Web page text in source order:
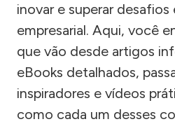
inovar e superar desafios
empresarial. Aqui, você
que vão desde artigos
eBooks detalhados,
inspiradores e vídeos
como cada um desses